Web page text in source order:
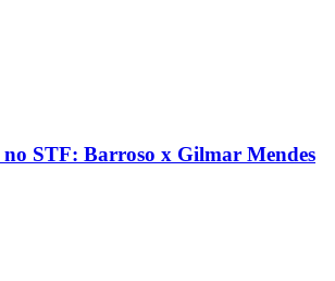
STF: Barroso x Gilmar Mendes